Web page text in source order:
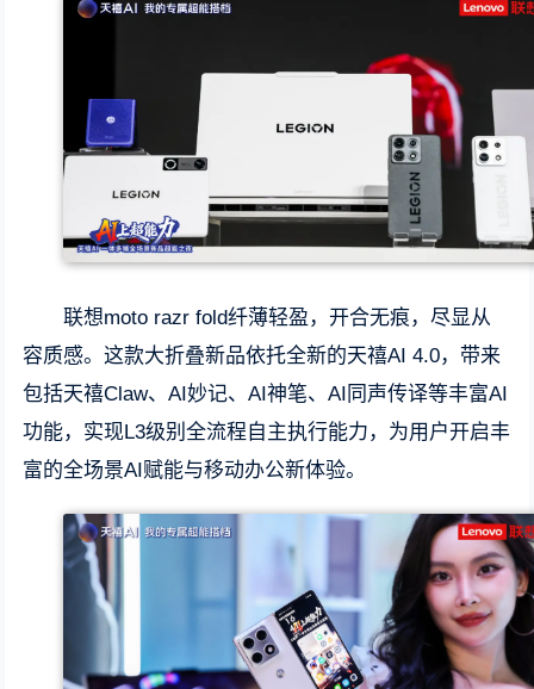
联想moto razr fold纤薄轻盈，开合无痕，尽显从
容质感。这款大折叠新品依托全新的天禧AI 4.0，带来
包括天禧Claw、AI妙记、AI神笔、AI同声传译等丰富AI
功能，实现L3级别全流程自主执行能力，为用户开启丰
富的全场景AI赋能与移动办公新体验。